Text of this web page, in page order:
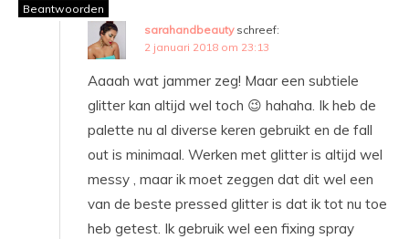
Beantwoorden
sarahandbeauty schreef:
2 januari 2018 om 23:13
Aaaah wat jammer zeg! Maar een subtiele
glitter kan altijd wel toch 😉 hahaha. Ik heb de
palette nu al diverse keren gebruikt en de fall
out is minimaal. Werken met glitter is altijd wel
messy , maar ik moet zeggen dat dit wel een
van de beste pressed glitter is dat ik tot nu toe
heb getest. Ik gebruik wel een fixing spray